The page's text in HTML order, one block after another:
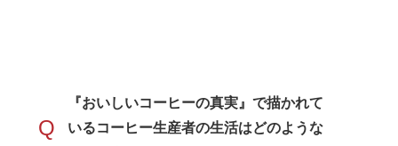
Q
『おいしいコーヒーの真実』で描かれて
いるコーヒー生産者の生活はどのような